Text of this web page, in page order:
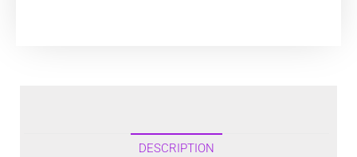
DESCRIPTION